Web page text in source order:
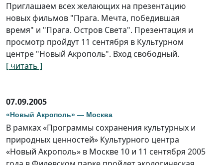
Приглашаем всех желающих на презентацию
новых фильмов "Прага. Мечта, победившая
время" и "Прага. Остров Света". Презентация и
просмотр пройдут 11 сентября в Культурном
центре "Новый Акрополь". Вход свободный.
[ читать ]
07.09.2005
«Новый Акрополь» — Москва
В рамках «Программы сохранения культурных и
природных ценностей» Культурного центра
«Новый Акрополь» в Москве 10 и 11 сентября 2005